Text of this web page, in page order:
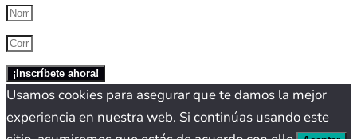
¡Inscríbete ahora!
Usamos cookies para asegurar que te damos la mejor
experiencia en nuestra web. Si continúas usando este